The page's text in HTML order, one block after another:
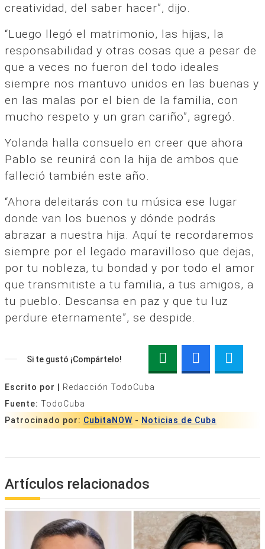
creatividad, del saber hacer”, dijo.
“Luego llegó el matrimonio, las hijas, la
responsabilidad y otras cosas que a pesar de
que a veces no fueron del todo ideales
siempre nos mantuvo unidos en las buenas y
en las malas por el bien de la familia, con
mucho respeto y un gran cariño”, agregó.
Yolanda halla consuelo en creer que ahora
Pablo se reunirá con la hija de ambos que
falleció también este año.
“Ahora deleitarás con tu música ese lugar
donde van los buenos y dónde podrás
abrazar a nuestra hija. Aquí te recordaremos
siempre por el legado maravilloso que dejas,
por tu nobleza, tu bondad y por todo el amor
que transmitiste a tu familia, a tus amigos, a
tu pueblo. Descansa en paz y que tu luz
perdure eternamente”, se despide.
Si te gustó ¡Compártelo!
Escrito por |
Redacción TodoCuba
Fuente: TodoCuba
Patrocinado por: CubitaNOW - Noticias de Cuba
Artículos relacionados